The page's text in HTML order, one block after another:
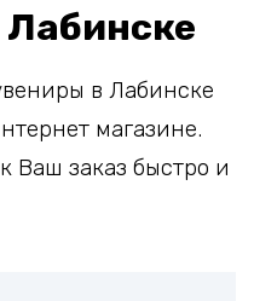
в Лабинске
магазине.
Ваш заказ быстро и